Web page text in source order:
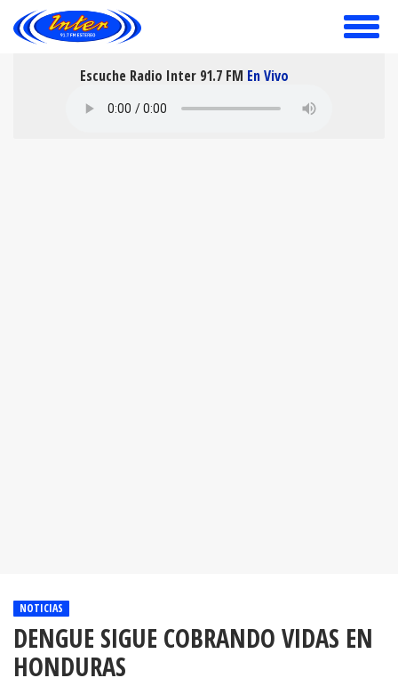
toggle
Escuche Radio Inter 91.7 FM En Vivo
NOTICIAS
DENGUE SIGUE COBRANDO VIDAS EN
HONDURAS